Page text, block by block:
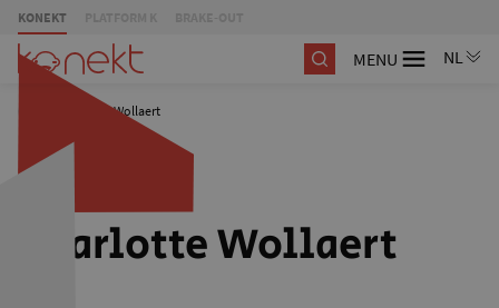
KONEKT
MENU
Charlotte Wollaert
Charlotte Wollaert